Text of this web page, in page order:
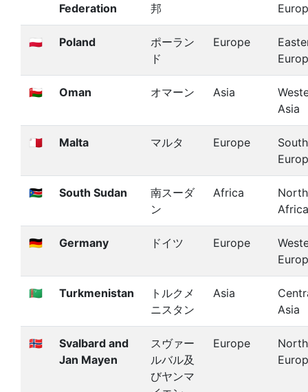
Federation
邦
🇵🇱 Poland
ポーラン
ド
Europe
🇴🇲 Oman オマーン Asia
Asia
🇲🇹 Malta マルタ Europe
🇸🇸 South Sudan
南スーダ
ン
Africa
Africa
🇩🇪 Germany ドイツ Europe
🇹🇲 Turkmenistan
トルクメ
ニスタン
Asia
Asia
🇸🇯
Svalbard and
Jan Mayen
スヴァー
ルバル及
びヤンマ
Europe